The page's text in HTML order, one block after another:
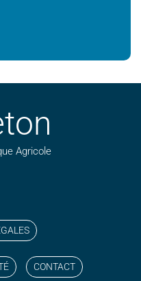
Agricole
CONTACT